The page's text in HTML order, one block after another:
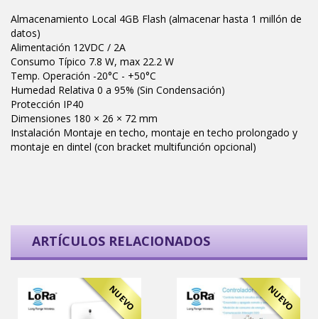
Almacenamiento Local 4GB Flash (almacenar hasta 1 millón de
datos)
Alimentación 12VDC / 2A
Consumo Típico 7.8 W, max 22.2 W
Temp. Operación -20°C - +50°C
Humedad Relativa 0 a 95% (Sin Condensación)
Protección IP40
Dimensiones 180 × 26 × 72 mm
Instalación Montaje en techo, montaje en techo prolongado y
montaje en dintel (con bracket multifunción opcional)
ARTÍCULOS RELACIONADOS
NUEVO NUEVO